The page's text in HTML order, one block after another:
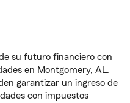
su futuro financiero con
en Montgomery, AL.
garantizar un ingreso de
con impuestos